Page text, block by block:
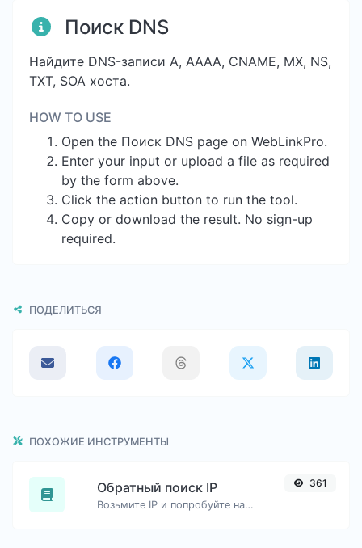
Поиск DNS
Найдите DNS-записи A, AAAA, CNAME, MX, NS,
TXT, SOA хоста.
HOW TO USE
Open the Поиск DNS page on WebLinkPro.
Enter your input or upload a file as required
by the form above.
Click the action button to run the tool.
Copy or download the result. No sign-up
required.
ПОДЕЛИТЬСЯ
ПОХОЖИЕ ИНСТРУМЕНТЫ
Обратный поиск IP
Возьмите IP и попробуйте найти домен/хост, связанный с ним.
361